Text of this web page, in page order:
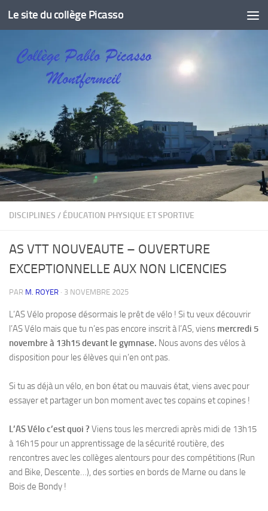
Skip to content
Le site du collège Picasso
DISCIPLINES / ÉDUCATION PHYSIQUE ET SPORTIVE
AS VTT NOUVEAUTE – OUVERTURE
EXCEPTIONNELLE AUX NON LICENCIES
PAR M. ROYER · 3 NOVEMBRE 2025
L’AS Vélo propose désormais le prêt de vélo ! Si tu veux découvrir
l’AS Vélo mais que tu n’es pas encore inscrit à l’AS, viens mercredi 5
novembre à 13h15 devant le gymnase. Nous avons des vélos à
disposition pour les élèves qui n’en ont pas.
Si tu as déjà un vélo, en bon état ou mauvais état, viens avec pour
essayer et partager un bon moment avec tes copains et copines !
L’AS Vélo c’est quoi ? Viens tous les mercredi après midi de 13h15
à 16h15 pour un apprentissage de la sécurité routière, des
rencontres avec les collèges alentours pour des compétitions (Run
and Bike, Descente…), des sorties en bords de Marne ou dans le
Bois de Bondy !